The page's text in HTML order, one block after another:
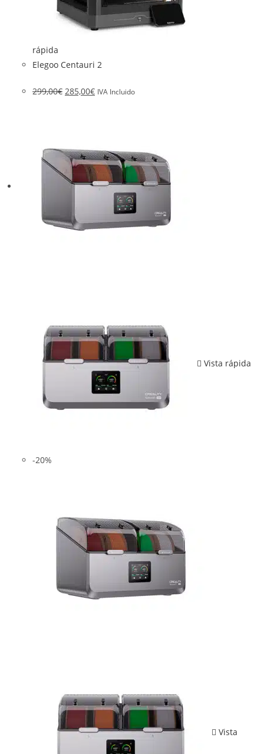
rápida
Elegoo Centauri 2
299,00€ 285,00€ IVA Incluido
Vista rápida
-20%
Vista